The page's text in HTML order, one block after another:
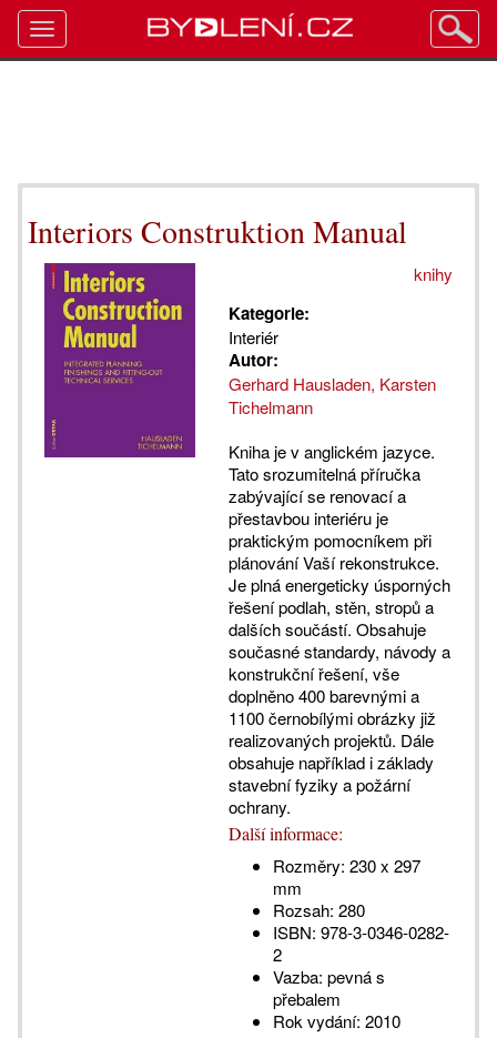
Interiors Construktion Manual
knihy
Kategorie:
Interiér
Autor:
Gerhard Hausladen, Karsten
Tichelmann
Kniha je v anglickém jazyce.
Tato srozumitelná příručka
zabývající se renovací a
přestavbou interiéru je
praktickým pomocníkem při
plánování Vaší rekonstrukce.
Je plná energeticky úsporných
řešení podlah, stěn, stropů a
dalších součástí. Obsahuje
současné standardy, návody a
konstrukční řešení, vše
doplněno 400 barevnými a
1100 černobílými obrázky již
realizovaných projektů. Dále
obsahuje například i základy
stavební fyziky a požární
ochrany.
Další informace:
Rozměry: 230 x 297
mm
Rozsah: 280
ISBN: 978-3-0346-0282-
2
Vazba: pevná s
přebalem
Rok vydání: 2010
Toggle
navigation